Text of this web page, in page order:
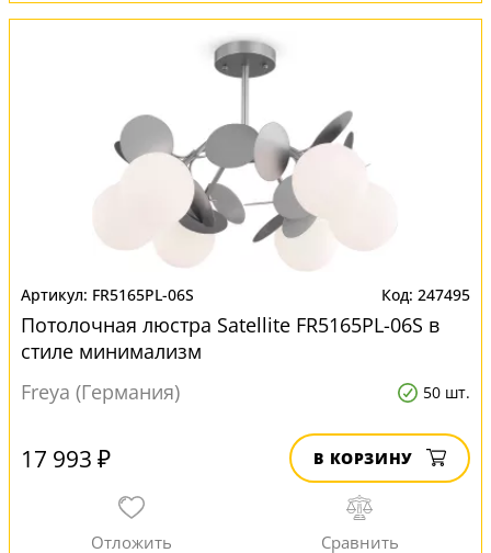
FR5165PL-06S 247495
Потолочная люстра Satellite FR5165PL-06S в
стиле минимализм
Freya (Германия)
50 шт.
17 993 ₽ В КОРЗИНУ